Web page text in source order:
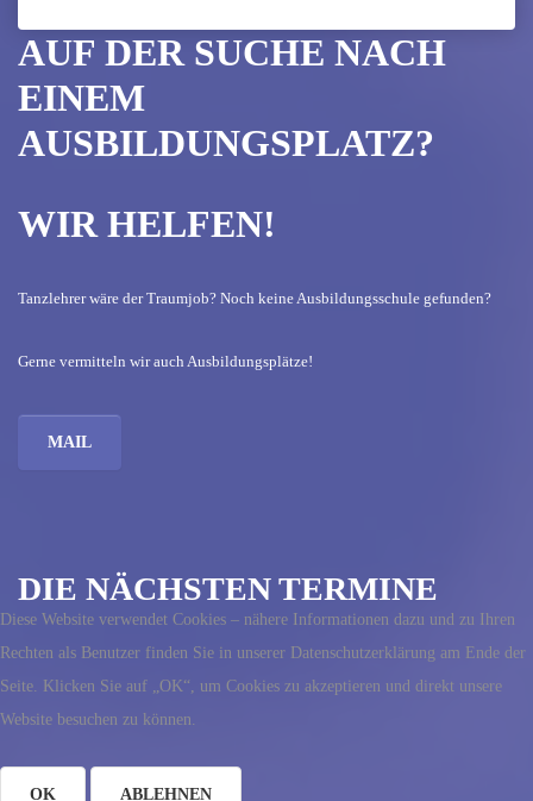
AUF DER SUCHE NACH
EINEM
AUSBILDUNGSPLATZ?
WIR HELFEN!
Tanzlehrer wäre der Traumjob? Noch keine Ausbildungsschule gefunden?
Gerne vermitteln wir auch Ausbildungsplätze!
MAIL
DIE NÄCHSTEN TERMINE
Diese Website verwendet Cookies – nähere Informationen dazu und zu Ihren
Rechten als Benutzer finden Sie in unserer Datenschutzerklärung am Ende der
Seite. Klicken Sie auf „OK“, um Cookies zu akzeptieren und direkt unsere
Website besuchen zu können.
OK ABLEHNEN